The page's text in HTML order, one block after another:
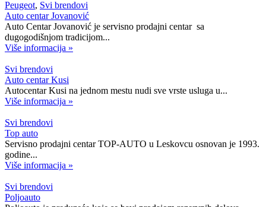
Peugeot, Svi brendovi
Auto centar Jovanović
Auto Centar Jovanović je servisno prodajni centar sa
dugogodišnjom tradicijom...
Više informacija »
Svi brendovi
Auto centar Kusi
Autocentar Kusi na jednom mestu nudi sve vrste usluga u...
Više informacija »
Svi brendovi
Top auto
Servisno prodajni centar TOP-AUTO u Leskovcu osnovan je 1993.
godine...
Više informacija »
Svi brendovi
Poljoauto